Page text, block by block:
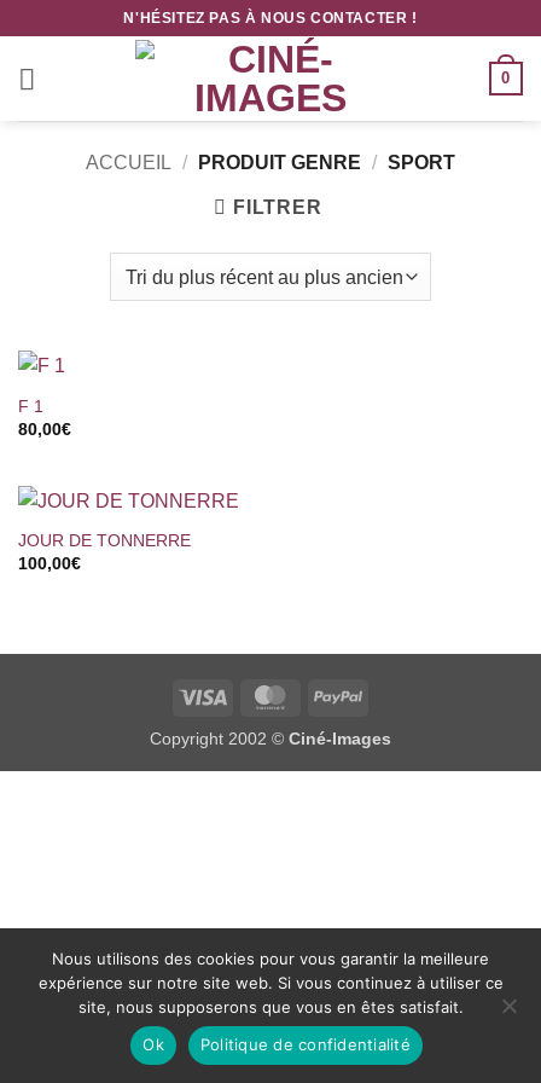
contenu
N'HÉSITEZ PAS À NOUS CONTACTER !
0
ACCUEIL / PRODUIT GENRE / SPORT
FILTRER
F 1
80,00€
JOUR DE TONNERRE
100,00€
Visa MasterCardPayPal
Copyright 2002 © Ciné-Images
Nous utilisons des cookies pour vous garantir la meilleure
expérience sur notre site web. Si vous continuez à utiliser ce
site, nous supposerons que vous en êtes satisfait.
Ok
Politique de confidentialité